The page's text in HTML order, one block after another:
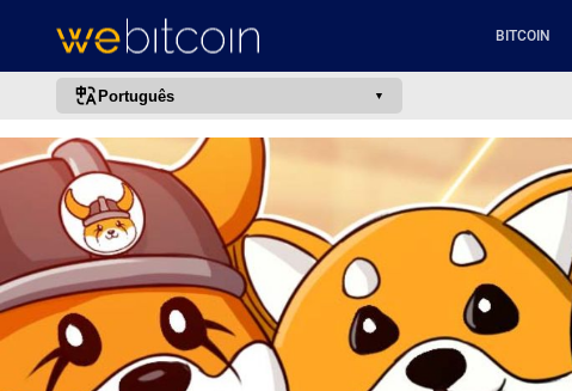
BITCOIN
Português
português (BR)
english
español
français
italiano
deutsch
日本語